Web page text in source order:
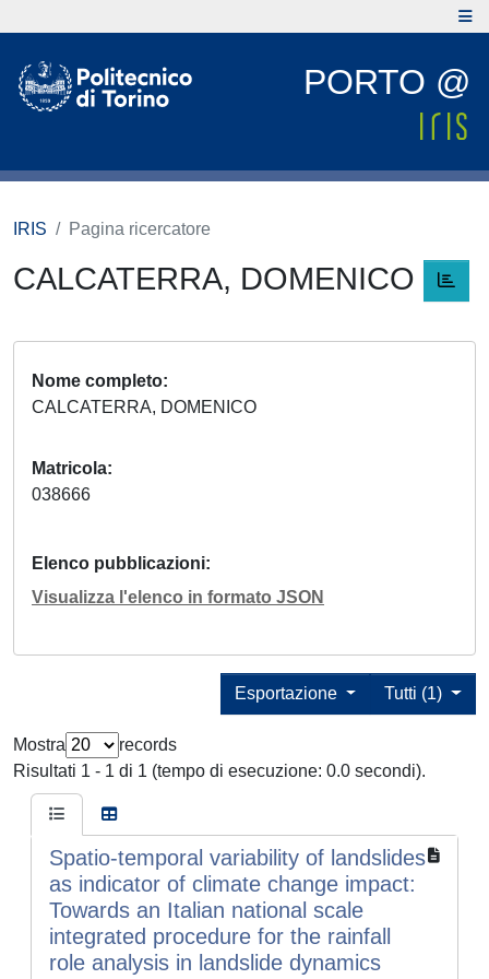
PORTO @
IRIS Pagina ricercatore
CALCATERRA, DOMENICO
Nome completo
CALCATERRA, DOMENICO
Matricola
038666
Elenco pubblicazioni
Visualizza l'elenco in formato JSON
Tutti (1)
Esportazione
Mostra
records
Risultati 1 - 1 di 1 (tempo di esecuzione: 0.0 secondi).
Spatio-temporal variability of landslides
as indicator of climate change impact:
Towards an Italian national scale
integrated procedure for the rainfall
role analysis in landslide dynamics